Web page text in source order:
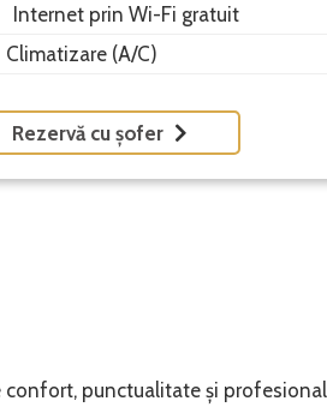
Internet prin Wi-Fi gratuit
Climatizare (A/C)
Rezervă cu șofer
punctualitate și